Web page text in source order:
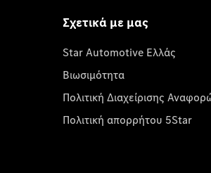
Σχετικά με μας
Star Automotive Ελλάς
Βιωσιμότητα
Πολιτική Διαχείρισης
Πολιτική απορρήτου 5Star